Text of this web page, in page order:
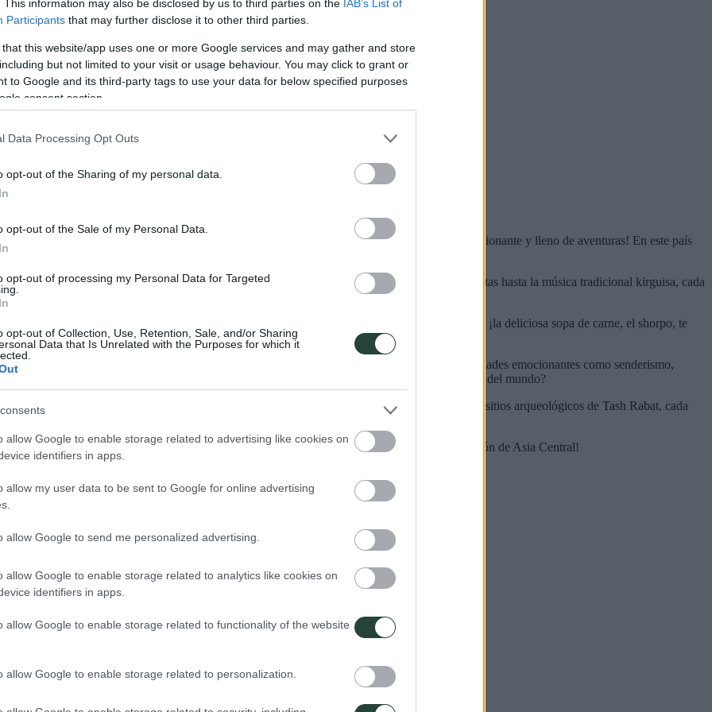
This information may also be disclosed by us to third parties on the IAB’s List of
Participants that may further disclose it to other third parties.
that this website/app uses one or more Google services and may gather and store
but not limited to your visit or usage behaviour. You may click to grant or
to Google and its third-party tags to use your data for below specified purposes
consent section.
Data Processing Opt Outs
opt-out of the Sharing of my personal data.
opt-out of the Sale of my Personal Data.
opt-out of processing my Personal Data for Targeted
opt-out of Collection, Use, Retention, Sale, and/or Sharing
Data that Is Unrelated with the Purposes for which it
allow Google to enable storage related to advertising like cookies on
identifiers in apps.
allow my user data to be sent to Google for online advertising
allow Google to send me personalized advertising.
allow Google to enable storage related to analytics like cookies on
identifiers in apps.
allow Google to enable storage related to functionality of the website
allow Google to enable storage related to personalization.
a Kirguistán, donde la belleza natural y la cultura nómada se fusionan en un paisaje impresionante y lleno de aventuras! En este país
única de tradición y modernidad.
tribus locales que aún mantienen sus costumbres ancestrales. Desde la hospitalidad de los yurtas hasta la música tradicional kirguisa, cada
de carne y fideos que te hará sentir parte de la cultura local. Y no te preocupes por la altitud, ¡la deliciosa sopa de carne, el shorpo, te
picos nevados, vastas praderas y lagos cristalinos, tendrás la oportunidad de realizar actividades emocionantes como senderismo,
Archa o a navegar por las aguas del lago Issyk-Kul, el segundo lago de montaña más grande del mundo?
de Kirguistán es una postal en sí misma. Desde los coloridos mercados hasta los antiguos sitios arqueológicos de Tash Rabat, cada
te espera en cada paso del camino. ¡Ven y descubre la magia de este país único en el corazón de Asia Central!